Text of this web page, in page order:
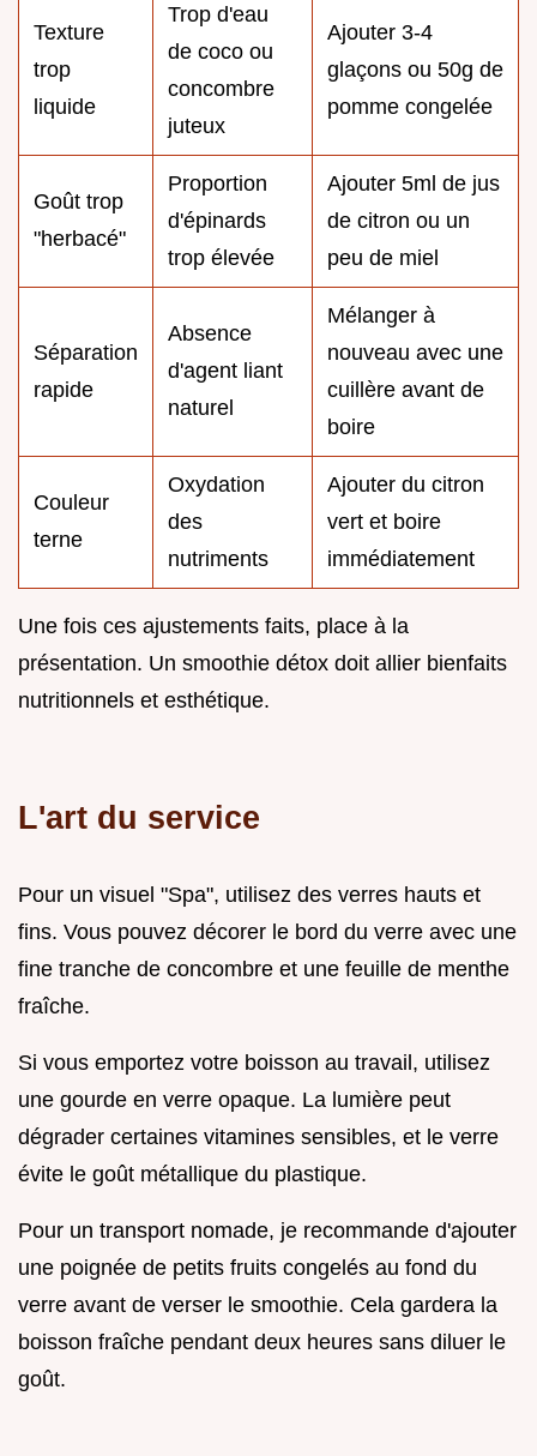
Texture
trop
liquide
Trop d'eau
de coco ou
concombre
juteux
Ajouter 3-4
glaçons ou 50g de
pomme congelée
Goût trop
"herbacé"
Proportion
d'épinards
trop élevée
Ajouter 5ml de jus
de citron ou un
peu de miel
Séparation
rapide
Absence
d'agent liant
naturel
Mélanger à
nouveau avec une
cuillère avant de
boire
Couleur
terne
Oxydation
des
nutriments
Ajouter du citron
vert et boire
immédiatement
Une fois ces ajustements faits, place à la
présentation. Un smoothie détox doit allier bienfaits
nutritionnels et esthétique.
L'art du service
Pour un visuel "Spa", utilisez des verres hauts et
fins. Vous pouvez décorer le bord du verre avec une
fine tranche de concombre et une feuille de menthe
fraîche.
Si vous emportez votre boisson au travail, utilisez
une gourde en verre opaque. La lumière peut
dégrader certaines vitamines sensibles, et le verre
évite le goût métallique du plastique.
Pour un transport nomade, je recommande d'ajouter
une poignée de petits fruits congelés au fond du
verre avant de verser le smoothie. Cela gardera la
boisson fraîche pendant deux heures sans diluer le
goût.